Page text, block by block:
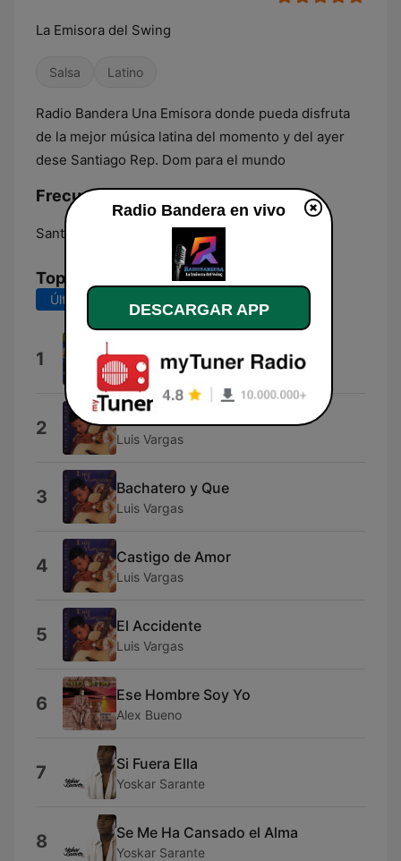
La Emisora del Swing
Salsa Latino
Radio Bandera Una Emisora donde pueda disfruta
de la mejor música latina del momento y del ayer
dese Santiago Rep. Dom para el mundo
Frecuencias Radio Bandera:
Santiago de los Caballeros: Online
Top Canciones
Últimos 7 días
1 Buen Amigo
Pepe Corniell
2 Luis Vargas
3 Bachatero y Que
Luis Vargas
4 Castigo de Amor
Luis Vargas
5 El Accidente
Luis Vargas
6 Ese Hombre Soy Yo
Alex Bueno
7 Si Fuera Ella
Yoskar Sarante
8 Se Me Ha Cansado el Alma
Yoskar Sarante
Radio Bandera en vivo
DESCARGAR APP